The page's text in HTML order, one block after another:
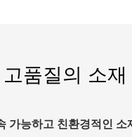
품질의 소재
가능하고 친환경적인